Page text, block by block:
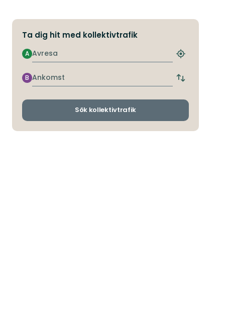
Ta dig hit med kollektivtrafik
Avresa
A
Hitta
hållplats
Ankomst
B
Byt
och
Sök kollektivtrafik